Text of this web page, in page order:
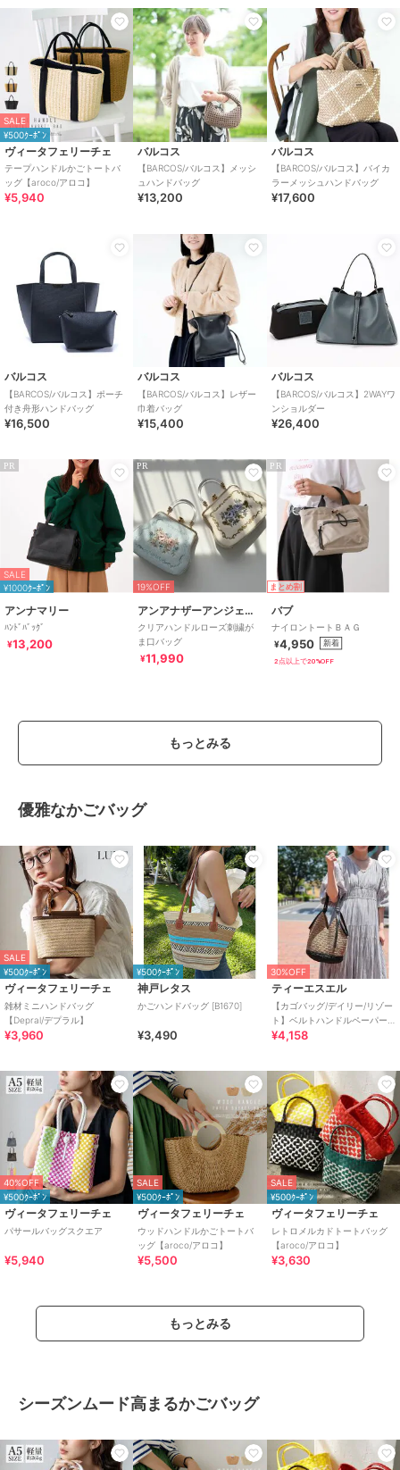
SALE
¥500ｸｰﾎﾟﾝ
ヴィータフェリーチェ
テープハンドルかごトートバ
ッグ【aroco/アロコ】
¥5,940
バルコス
【BARCOS/バルコス】メッシ
ュハンドバッグ
¥13,200
バルコス
【BARCOS/バルコス】バイカ
ラーメッシュハンドバッグ
¥17,600
バルコス
【BARCOS/バルコス】ポーチ
付き舟形ハンドバッグ
¥16,500
バルコス
【BARCOS/バルコス】レザー
巾着バッグ
¥15,400
バルコス
【BARCOS/バルコス】2WAYワ
ンショルダー
¥26,400
PR
SALE
¥1000ｸｰﾎﾟﾝ
アンナマリー
ﾊﾝﾄﾞﾊﾞｯｸﾞ
¥13,200
PR
19%OFF
アンアナザーアンジェラス
クリアハンドルローズ刺繍が
ま口バッグ
¥11,990
PR
まとめ割
バブ
ナイロントートＢＡＧ
¥4,950 新着
2点以上で20%OFF
もっとみる
優雅なかごバッグ
SALE
¥500ｸｰﾎﾟﾝ
ヴィータフェリーチェ
雑材ミニハンドバッグ
【Depral/デプラル】
¥3,960
¥500ｸｰﾎﾟﾝ
神戸レタス
かごハンドバッグ [B1670]
¥3,490
30%OFF
ティーエスエル
【カゴバッグ/デイリー/リゾー
ト】ベルトハンドルペーパー
トートバッグ
¥4,158
40%OFF
¥500ｸｰﾎﾟﾝ
ヴィータフェリーチェ
パサールバッグスクエア
¥5,940
SALE
¥500ｸｰﾎﾟﾝ
ヴィータフェリーチェ
ウッドハンドルかごトートバ
ッグ【aroco/アロコ】
¥5,500
SALE
¥500ｸｰﾎﾟﾝ
ヴィータフェリーチェ
レトロメルカドトートバッグ
【aroco/アロコ】
¥3,630
もっとみる
シーズンムード高まるかごバッグ